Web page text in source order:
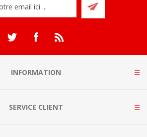
INFORMATION
SERVICE CLIENT